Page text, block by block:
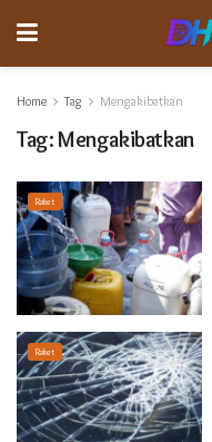
Home Tag Mengakibatkan
Tag:Mengakibatkan
Raket
Raket